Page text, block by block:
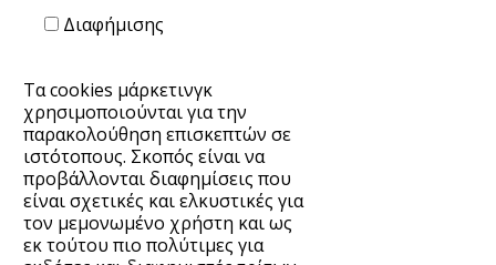
Διαφήμισης
Τα cookies μάρκετινγκ
χρησιμοποιούνται για την
παρακολούθηση επισκεπτών σε
ιστότοπους. Σκοπός είναι να
προβάλλονται διαφημίσεις που
είναι σχετικές και ελκυστικές για
τον μεμονωμένο χρήστη και ως
εκ τούτου πιο πολύτιμες για